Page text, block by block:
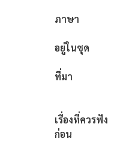
ภาษา
อยู่ในชุด
ที่มา
เรื่องที่ควรฟัง
ก่อน